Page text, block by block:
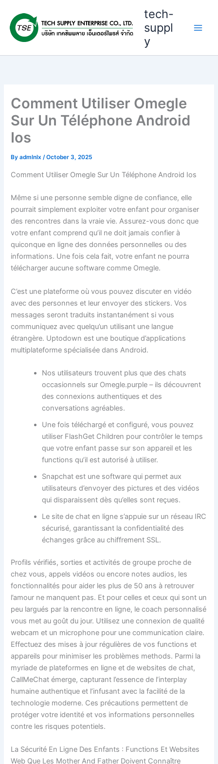
content
tech-
suppl
y
Comment Utiliser Omegle
Sur Un Téléphone Android
Ios
Byadmlnlx/October 3, 2025
Comment Utiliser Omegle Sur Un Téléphone Android Ios
Même si une personne semble digne de confiance, elle
pourrait simplement exploiter votre enfant pour organiser
des rencontres dans la vraie vie. Assurez-vous donc que
votre enfant comprend qu’il ne doit jamais confier à
quiconque en ligne des données personnelles ou des
informations. Une fois cela fait, votre enfant ne pourra
télécharger aucune software comme Omegle.
C’est une plateforme où vous pouvez discuter en vidéo
avec des personnes et leur envoyer des stickers. Vos
messages seront traduits instantanément si vous
communiquez avec quelqu’un utilisant une langue
étrangère. Uptodown est une boutique d’applications
multiplateforme spécialisée dans Android.
Nos utilisateurs trouvent plus que des chats
occasionnels sur Omegle.purple – ils découvrent
des connexions authentiques et des
conversations agréables.
Une fois téléchargé et configuré, vous pouvez
utiliser FlashGet Children pour contrôler le temps
que votre enfant passe sur son appareil et les
functions qu’il est autorisé à utiliser.
Snapchat est une software qui permet aux
utilisateurs d’envoyer des pictures et des vidéos
qui disparaissent dès qu’elles sont reçues.
Le site de chat en ligne s’appuie sur un réseau IRC
sécurisé, garantissant la confidentialité des
échanges grâce au chiffrement SSL.
Profils vérifiés, sorties et activités de groupe proche de
chez vous, appels vidéos ou encore notes audios, les
fonctionnalités pour aider les plus de 50 ans à retrouver
l’amour ne manquent pas. Et pour celles et ceux qui sont un
peu largués par la rencontre en ligne, le coach personnalisé
vous met au goût du jour. Utilisez une connexion de qualité
webcam et un microphone pour une communication claire.
Effectuez des mises à jour régulières de vos functions et
appareils pour minimiser les problèmes methods. Parmi la
myriade de plateformes en ligne et de websites de chat,
CallMeChat émerge, capturant l’essence de l’interplay
humaine authentique et l’infusant avec la facilité de la
technologie moderne. Ces précautions permettent de
protéger votre identité et vos informations personnelles
contre les risques potentiels.
La Sécurité En Ligne Des Enfants : Functions Et Websites
Web Que Les Mother And Father Doivent Connaître